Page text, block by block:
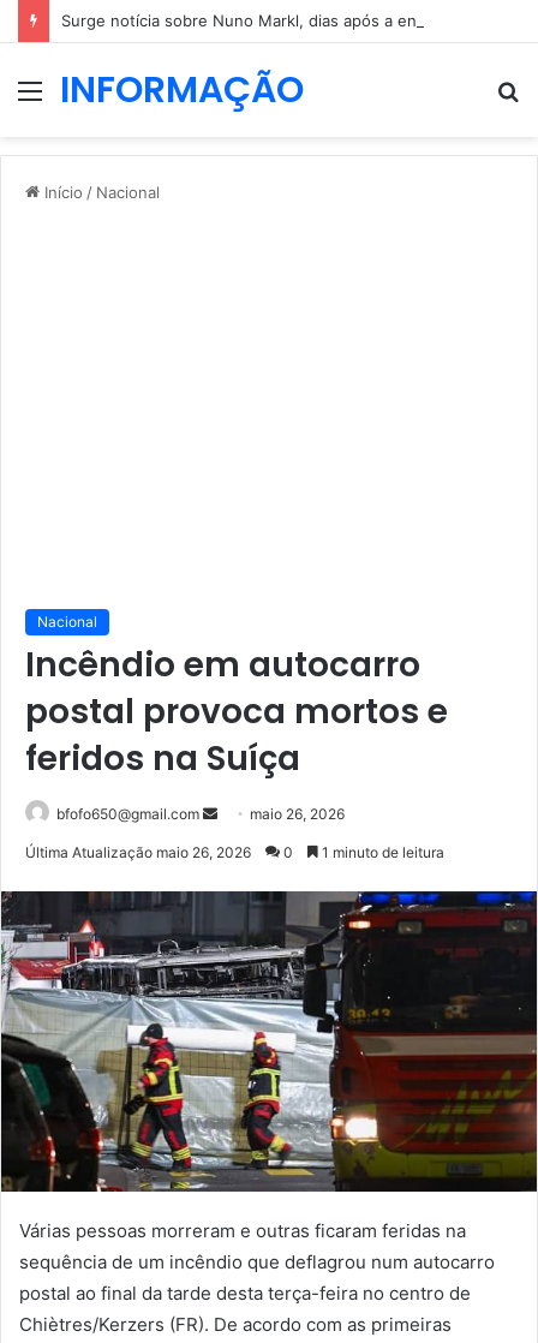
MenuINFORMAÇÃO
Início / Nacional
Nacional
Incêndio em autocarro
postal provoca mortos e
feridos na Suíça
bfofo650@gmail.com
Mandemaio 26, 2026
Última Atualização maio 26, 2026 0 1 minuto de leitura
Várias pessoas morreram e outras ficaram feridas na
sequência de um incêndio que deflagrou num autocarro
postal ao final da tarde desta terça-feira no centro de
Chiètres/Kerzers (FR). De acordo com as primeiras